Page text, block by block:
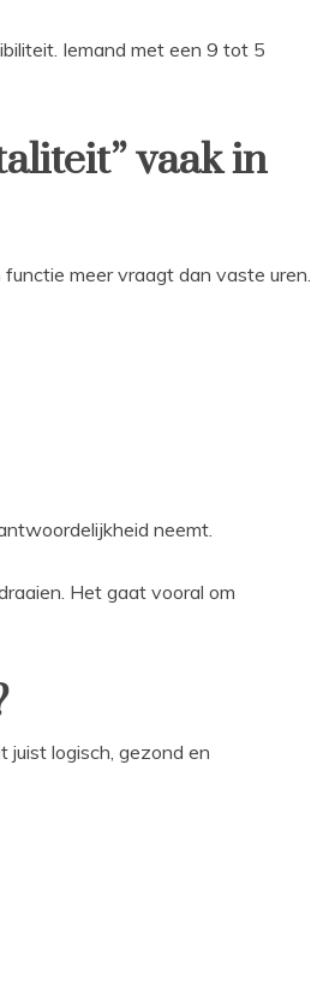
Iemand met een 9 tot 5
vaak in
meer vraagt dan vaste uren.
neemt.
Het gaat vooral om
juist logisch, gezond en